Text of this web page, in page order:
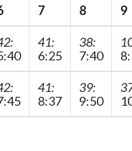
7 8 9
41:
6:25
38:
7:40
41:
8:37
39:
9:50